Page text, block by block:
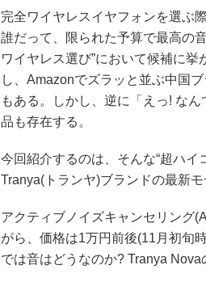
完全ワイヤレスイヤフォンを選ぶ
誰だって、限られた予算で最高の
ワイヤレス選び”において候補に
し、Amazonでズラッと並ぶ中国
もある。しかし、逆に「えっ! な
品も存在する。
今回紹介するのは、そんな“超ハイ
Tranya(トランヤ)ブランドの最新モ
アクティブノイズキャンセリング
がら、価格は1万円前後(11月初旬
では音はどうなのか? Tranya Nova